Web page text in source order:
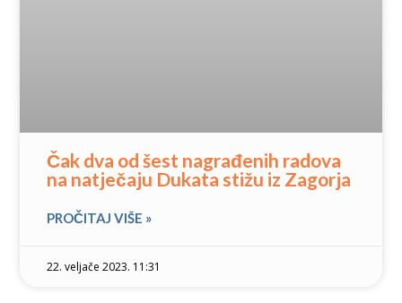
Čak dva od šest nagrađenih radova
na natječaju Dukata stižu iz Zagorja
PROČITAJ VIŠE »
22. veljače 2023. 11:31